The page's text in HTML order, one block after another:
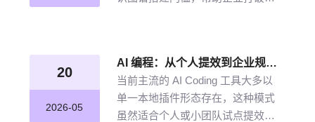
推理能力，打造企业级智能决策新
引擎，赋能企业沉淀高质量的知识
并应用。
20
2026-05
AI 编程：从个人提效到企业规模化落地的破局之道
当前主流的 AI Coding 工具大多以
单一本地插件形态存在，这种模式
虽然适合个人或小团队试点提效，